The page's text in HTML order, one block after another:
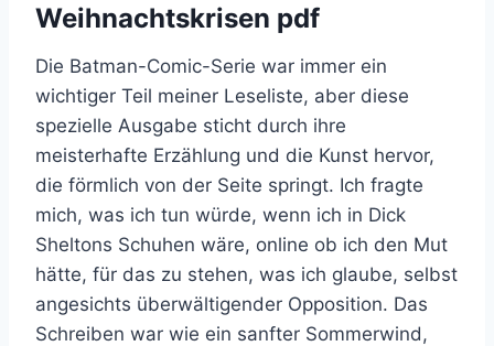
Weihnachtskrisen pdf
Die Batman-Comic-Serie war immer ein
wichtiger Teil meiner Leseliste, aber diese
spezielle Ausgabe sticht durch ihre
meisterhafte Erzählung und die Kunst hervor,
die förmlich von der Seite springt. Ich fragte
mich, was ich tun würde, wenn ich in Dick
Sheltons Schuhen wäre, online ob ich den Mut
hätte, für das zu stehen, was ich glaube, selbst
angesichts überwältigender Opposition. Das
Schreiben war wie ein sanfter Sommerwind,